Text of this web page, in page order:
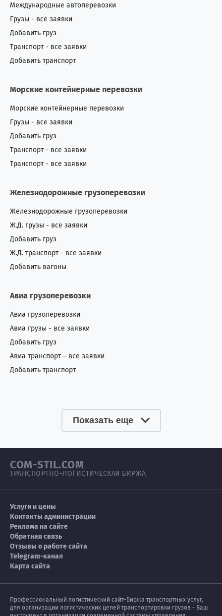
Международные автоперевозки
Грузы - все заявки
Добавить груз
Транспорт - все заявки
Добавить транспорт
Морские контейнерные перевозки
Морские контейнерные перевозки
Грузы - все заявки
Добавить груз
Транспорт - все заявки
Транспорт - все заявки
Железнодорожные грузоперевозки
Железнодорожные грузоперевозки
Ж.Д. грузы - все заявки
Добавить груз
Ж.Д. транспорт - все заявки
Добавить вагоны
Авиа грузоперевозки
Авиа грузоперевозки
Авиа грузы - все заявки
Добавить груз
Авиа транспорт – все заявки
Добавить транспорт
Показать еще
COM-STIL.COM
ТРАНСПОРТНО-ЛОГИСТИЧЕСКАЯ БИРЖА
Услуги и цены
Контакты администрации
Реклама на сайте
Обратная связь
Отзывы о работе сайта
Telegram-канал
Карта сайта
Профессиональный логистический сайт-Биржа транспортных услуг,
для организации логистических цепей транспортировки грузов - Ваш